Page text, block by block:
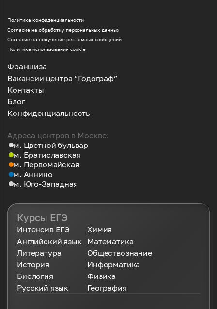
Политика конфиденциальности
Согласие на обработку персональных данных
Согласие на получение рекламных сообщений
Политика использования cookie
Франшиза
Вакансии центра “Годограф”
Контакты
Блог
Конфиденциальность
Адреса центров в Москве:
м. Цветной бульвар
м. Братиславская
м. Первомайская
м. Аннино
м. Юго-Западная
Курсы ЕГЭ
Интенсив ЕГЭ
Английский язык
Литература
Химия
Математика
Обществознание
История
Биология
Русский язык
Информатика
Физика
География